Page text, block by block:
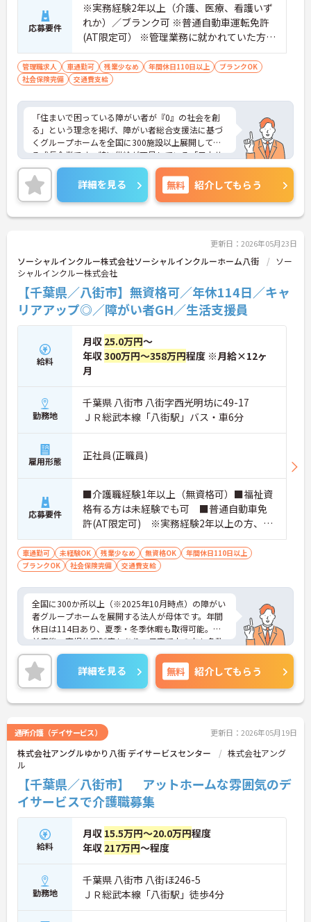
応募要件
※実務経験2年以上（介護、医療、看護いず
れか）／ブランク可 ※普通自動車運転免許
(AT限定可） ※管理業務に就かれていた方歓
迎
管理職求人 車通勤可 残業少なめ 年間休日110日以上
ブランクOK
社会保険完備
交通費支給
「住まいで困っている障がい者が『0』の社会を創
る」という理念を掲げ、障がい者総合支援法に基づ
くグループホームを全国に300施設以上展開してい
る成長企業です。特に供給が不足している「日中サ
ービス支援型」に注力し、重度化・高齢化する障が
い者の方々が安心して暮らせる社会インフラの整備
に貢献しています。全施設がグループホーム用に新
築設計されており、バリアフリーやオートロックを
備えた安全な環境を提供しています。また、福祉業
組んでおり、請求業務や行政対応などの事務作業を
本社専門部署が一括で担うことで現場の負担を大き
く軽減しています。年間休日114日、月平均残業10
時間程度という実績に加え、明確な評価制度に基づ
くキャリアパスを用意することで、従業員満足度の
向上を実現しています。今後もグループホームの積
極的な展開を継続しながら、サービスの質とスタッ
フの働きがいの双方を高め続ける、社会貢献性と成
長性を兼ね備えた魅力的な法人です。
★おすすめPOINT★
ステップが用意されています。全国に施設を展開す
る成長企業だからこそ、実績に応じた新たなポジシ
・施設運営において負担となりやすい請求業務や行
政対応を本社の専門部署が全面的にバックアップし
ます。これにより、ご入居者様へのサービス向上や
スタッフが働きやすい環境づくりにしっかりと時間
を投資することができます。
・年間休日114日の実績に加え、全社平均の月間残
業時間は10時間程度と少なめです。ご自身の生活も
大切にしながら、メリハリをつけて長期的にキャリ
アを深めていくことが可能です。
・定年が70歳まで、再雇用制度で75歳まで設定され
ており、シニア世代になっても長く安定して働ける
た無料駐車場の完備や、年末年始手当、従業員紹介
制度（リファラル）、インフルエンザ手当といった
細やかなサポートも充実しています。
詳細を見る 無料 紹介してもらう
更新日：2026年05月23日
ソーシャルインクルー株式会社ソーシャルインクルーホーム八街
ソー
シャルインクルー株式会社
【千葉県／八街市】無資格可／年休114日／キャ
リアアップ◎／障がい者GH／生活支援員
給料
月収 25.0万円～
年収300万円～358万円程度 ※月給×12ヶ
月
勤務地
千葉県 八街市 八街字西光明坊に49-17
ＪＲ総武本線「八街駅」バス・車6分
雇用形態 正社員(正職員)
応募要件
■介護職経験1年以上（無資格可）■福祉資
格有る方は未経験でも可 ■普通自動車免
許(AT限定可) ※実務経験2年以上の方、障
がい者福祉に関する経験をお持ちの方大歓
迎
車通勤可 未経験OK 残業少なめ 無資格OK
年間休日110日以上
ブランクOK
社会保険完備 交通費支給
全国に300か所以上（※2025年10月時点）の障がい
者グループホームを展開する法人が母体です。年間
休日は114日あり、夏季・冬季休暇も取得可能。産
前産後・育児休暇制度もあり、子育て中の方も多数
活躍中で、ワークライフバランスを大切にしながら
働ける環境が整っています。研修制度や外部勉強会
の受講支援もあり、スキルアップもしっかりサポー
ト。将来的には管理者やエリアマネージャーへのキ
ャリアアップも目指せます。20代から60代まで幅広
の職場です。介護経験を活かしたい方、福祉の資格
をお持ちの方、安定した法人でキャリアを築きたい
方におすすめです。
★おすすめPOINT★
・生活支援員からスタートし、サービス管理責任者
やエリアマネージャーへと続く明確なステップアッ
プの道筋が用意されています。急成長中の企業であ
るためポストも豊富にあり、専門性を高めながらマ
ネジメント職への挑戦も視野に入れていただけま
す。
・年間休日114日、残業月平均10時間程度という就
業環境に加え、産前産後休暇や育児休暇制度がしっ
かりと整備されています。オンとオフの切り替えを
明確にし、心身ともに充実した状態で長くご活躍い
詳細を見る 無料 紹介してもらう
通所介護（デイサービス） 更新日：2026年05月19日
株式会社アングルゆかり八街 デイサービスセンター
株式会社アング
ル
【千葉県／八街市】 アットホームな雰囲気のデ
イサービスで介護職募集
給料
月収 15.5万円～20.0万円程度
年収 217万円～程度
勤務地
千葉県 八街市 八街ほ246-5
ＪＲ総武本線「八街駅」徒歩4分